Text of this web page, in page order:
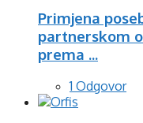
Primjena
partnerskom
prema ...
1 Odgovor